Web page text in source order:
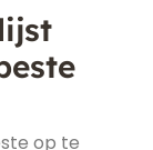
op te